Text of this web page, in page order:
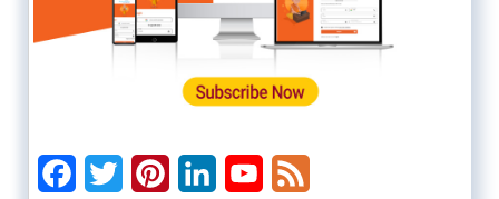
Facebook
Twitter PinterestLinkedInYouTube